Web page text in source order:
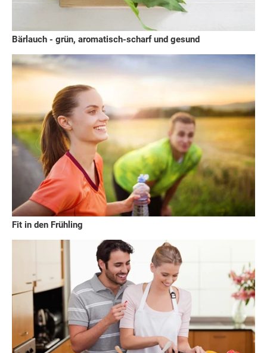
Bärlauch - grün, aromatisch-scharf und gesund
Fit in den Frühling